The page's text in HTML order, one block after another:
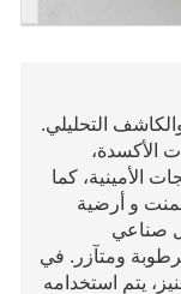
التحليلي.
الأكسدة،
الأمينية، كما
و أرضية
ل صناعي
ومتآزر. في
يتم استخدامه